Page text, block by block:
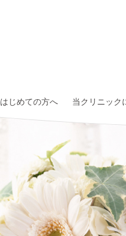
はじめての方へ 当クリニック